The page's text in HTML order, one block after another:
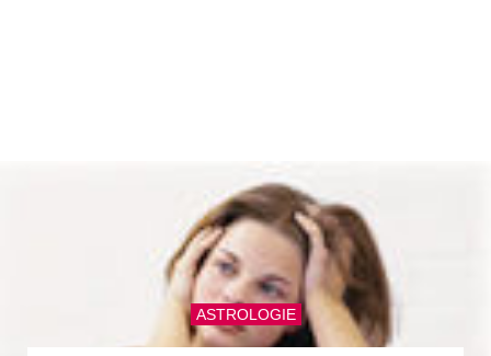
ASTROLOGIE